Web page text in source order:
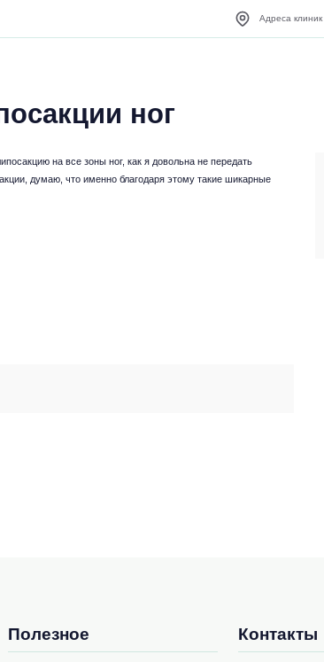
Адреса клиник
ног
на все зоны ног, как я довольна не передать
думаю, что именно благодаря этому такие шикарные
Полезное Контакты